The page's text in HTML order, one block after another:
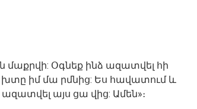
մաքրվի: Օգնեք ինձ ազատվել հի
խտը իմ մա րմնից: Ես հավատում և
այս ցա վից: Ամեն»։